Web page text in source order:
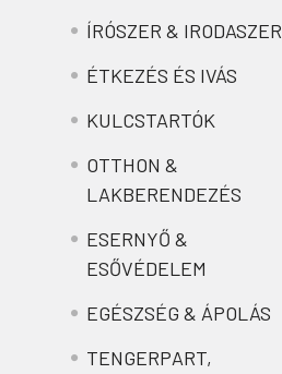
ÍRÓSZER & IRODASZER
ÉTKEZÉS ÉS IVÁS
KULCSTARTÓK
OTTHON &
LAKBERENDEZÉS
ESERNYŐ &
ESŐVÉDELEM
EGÉSZSÉG & ÁPOLÁS
TENGERPART,